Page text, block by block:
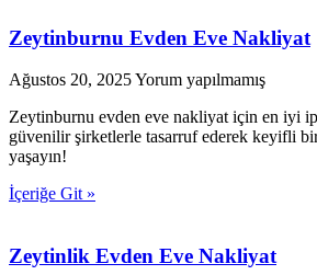
Zeytinburnu Evden Eve Nakliyat
Ağustos 20, 2025Yorum yapılmamış
Zeytinburnu evden eve nakliyat için en iyi
güvenilir şirketlerle tasarruf ederek keyifli
yaşayın!
İçeriğe Git »
Zeytinlik Evden Eve Nakliyat